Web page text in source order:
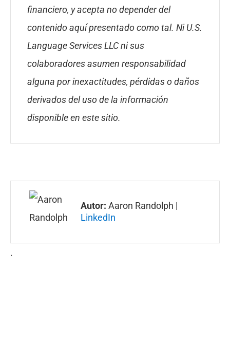
financiero, y acepta no depender del
contenido aquí presentado como tal. Ni U.S.
Language Services LLC ni sus
colaboradores asumen responsabilidad
alguna por inexactitudes, pérdidas o daños
derivados del uso de la información
disponible en este sitio.
Autor: Aaron Randolph |
LinkedIn
.